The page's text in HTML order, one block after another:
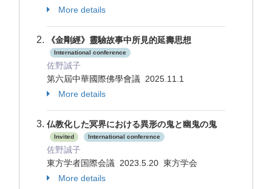
More details
《金剛經》靈驗故事中所見的延壽思想
International conference
佐野誠子
第六屆中華國際佛學會議 2025.11.1
More details
仏教化した冥界における異形の鬼と幽鬼の鬼
Invited International conference
佐野誠子
東方学者国際会議 2023.5.20 東方学会
More details